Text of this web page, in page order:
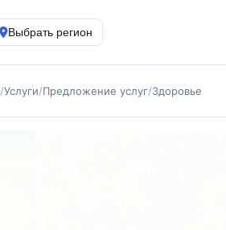
Выбрать регион
/Услуги/Предложение услуг/Здоровье